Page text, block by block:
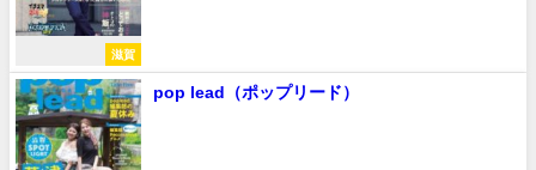
滋賀
pop lead（ポップリード）